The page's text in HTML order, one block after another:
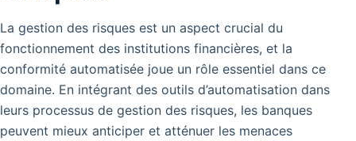
La gestion des risques est un aspect crucial du
fonctionnement des institutions financières, et la
conformité automatisée joue un rôle essentiel dans ce
domaine. En intégrant des outils d’automatisation dans
leurs processus de gestion des risques, les banques
peuvent mieux anticiper et atténuer les menaces